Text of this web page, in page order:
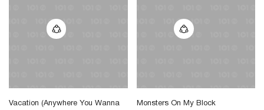
Vacation (Anywhere You Wanna
Monsters On My Block